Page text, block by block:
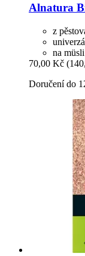
Alnatura
z
na
70,00 Kč
Doručení do